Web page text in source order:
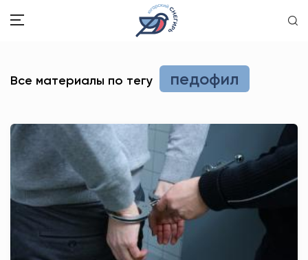
ЗДОРОВЬЕ
ОБРАЗОВАНИЕ
ПСИХОЛОГИЯ
КУЛЬТУРА
СПОРТ
Все материалы по тегу педофил